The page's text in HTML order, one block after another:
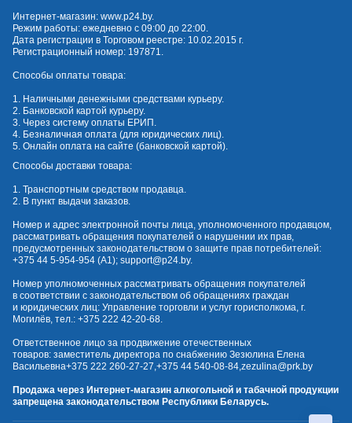
Интернет-магазин: www.p24.by.
Режим работы: ежедневно с 09:00 до 22:00.
Дата регистрации в Торговом реестре: 10.02.2015 г.
Регистрационный номер: 197871.
Способы оплаты товара:
1. Наличными денежными средствами курьеру.
2. Банковской картой курьеру.
3. Через систему оплаты ЕРИП.
4. Безналичная оплата (для юридических лиц).
5. Онлайн оплата на сайте (банковской картой).
Способы доставки товара:
1. Транспортным средством продавца.
2. В пункт выдачи заказов.
Номер и адрес электронной почты лица, уполномоченного продавцом,
рассматривать обращения покупателей о нарушении их прав,
предусмотренных законодательством о защите прав потребителей:
+375 44 5-954-954 (А1); support@p24.by.
Номер уполномоченных рассматривать обращения покупателей
в соответствии с законодательством об обращениях граждан
и юридических лиц: Управление торговли и услуг горисполкома, г.
Могилёв, тел.: +375 222 42-20-68.
Ответственное лицо за продвижение отечественных
товаров: заместитель директора по снабжению Зезюлина Елена
Васильевна+375 222 260-27-27,+375 44 540-08-84,zezulina@prk.by
Продажа через Интернет-магазин алкогольной и табачной продукции
запрещена законодательством Республики Беларусь.